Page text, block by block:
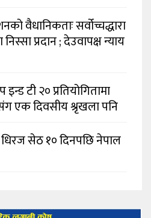
वैधानिकताः सर्वोच्चद्धारा
प्रदान ; देउवापक्ष न्याय
टी २० प्रतियोगितामा
एक दिवसीय श्रृखला पनि
धिरज सेठ १० दिनपछि नेपाल